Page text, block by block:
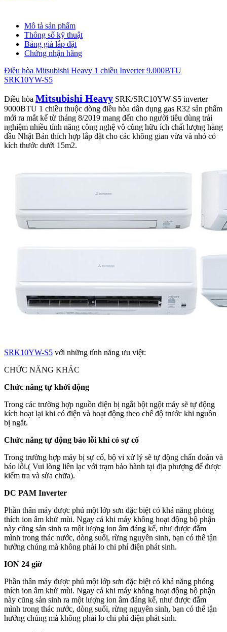
Mô tả sản phẩm
Thông số kỹ thuật
Bảng giá lắp đặt
Chứng nhận hãng
Điều hòa Mitsubishi Heavy 1 chiều Inverter 9.000BTU
SRK10YW-S5
Điều hòa Mitsubishi Heavy SRK/SRC10YW-S5 inverter
9000BTU 1 chiều thuộc dòng điều hòa dân dụng gas R32 sản phẩm
mới ra mắt kể từ tháng 8/2019 mang đến cho người tiêu dùng trải
nghiệm nhiều tính năng công nghệ vô cùng hữu ích chất lượng hàng
đầu Nhật Bản thích hợp lắp đặt cho các không gian vừa và nhỏ có
kích thước dưới 15m2.
SRK10YW-S5 với những tính năng ưu việt:
CHỨC NĂNG KHÁC
Chức năng tự khởi động
Trong các trường hợp nguồn điện bị ngắt bột ngột máy sẽ tự động
kích hoạt lại khi có điện và hoạt động theo chế độ trước khi nguồn
bị ngắt.
Chức năng tự động báo lỗi khi có sự cố
Trong trường hợp máy bị sự cố, bộ vi xử lý sẽ tự động chẩn đoán và
báo lỗi.( Vui lòng liên lạc với trạm bảo hành tại địa phượng để được
kiểm tra và sửa chữa).
DC PAM Inverter
Phần thân máy được phủ một lớp sơn đặc biệt có khả năng phóng
thích ion âm khử mùi. Ngay cả khi máy không hoạt động bộ phận
này cũng sản sinh ra một lượng ion âm đáng kể, như được đắm
mình trong thác nước, dòng suối, rừng nguyên sinh, bạn có thể tận
hưởng chúng mà không phải lo chi phí điện phát sinh.
ION 24 giờ
Phần thân máy được phủ một lớp sơn đặc biệt có khả năng phóng
thích ion âm khử mùi. Ngay cả khi máy không hoạt động bộ phận
này cũng sản sinh ra một lượng ion âm đáng kể, như được đắm
mình trong thác nước, dòng suối, rừng nguyên sinh, bạn có thể tận
hưởng chúng mà không phải lo chi phí điện phát sinh.